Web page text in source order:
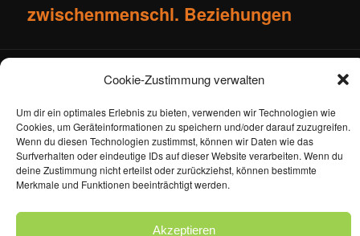
Cookie-Zustimmung verwalten
Um dir ein optimales Erlebnis zu bieten, verwenden wir Technologien wie
Cookies, um Geräteinformationen zu speichern und/oder darauf zuzugreifen.
Wenn du diesen Technologien zustimmst, können wir Daten wie das
Surfverhalten oder eindeutige IDs auf dieser Website verarbeiten. Wenn du
deine Zustimmung nicht erteilst oder zurückziehst, können bestimmte
Merkmale und Funktionen beeinträchtigt werden.
Akzeptieren
zwischenmenschl. Beziehungen
Impressum
Kontakt
Datenschutzerklärung
Datenschutzerklärung Stolz präsentiert von WordPress